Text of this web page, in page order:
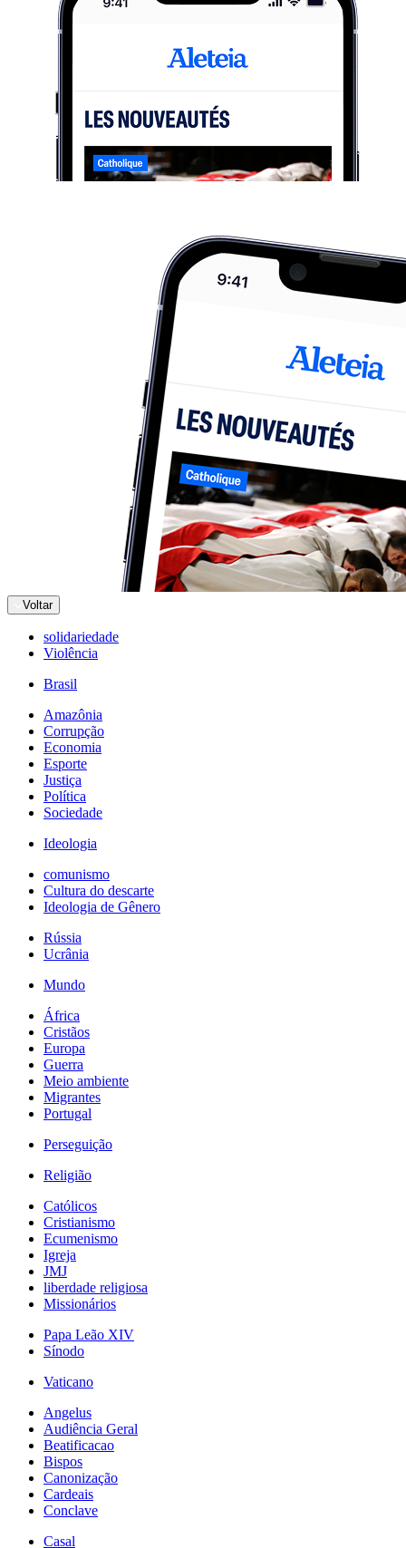
Voltar
solidariedade
Violência
Brasil
Amazônia
Corrupção
Economia
Esporte
Justiça
Política
Sociedade
Ideologia
comunismo
Cultura do descarte
Ideologia de Gênero
Rússia
Ucrânia
Mundo
África
Cristãos
Europa
Guerra
Meio ambiente
Migrantes
Portugal
Perseguição
Religião
Católicos
Cristianismo
Ecumenismo
Igreja
JMJ
liberdade religiosa
Missionários
Papa Leão XIV
Sínodo
Vaticano
Angelus
Audiência Geral
Beatificacao
Bispos
Canonização
Cardeais
Conclave
Casal